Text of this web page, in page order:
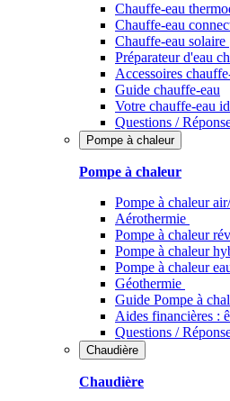
Chauffe-eau
Chauffe-eau
Chauffe-eau solaire
Préparateur d'eau
Accessoires
Guide chauffe-eau
Votre chauffe-eau
Questions /
Pompe à chaleur
Pompe à chaleur
Pompe à chaleur
Aérothermie
Pompe à chaleur
Pompe à chaleur
Pompe à chaleur​
Géothermie
Guide Pompe à
Aides financières :
Questions /
Chaudière
Chaudière